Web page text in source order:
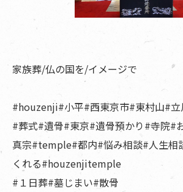
家族葬/仏の国を/イメージで
#houzenji#小平#西東京市#東村山#
#葬式#遺骨#東京#遺骨預かり#寺院#
真宗#temple#都内#悩み相談#人生相
くれる#houzenjitemple
#１日葬#墓じまい#散骨